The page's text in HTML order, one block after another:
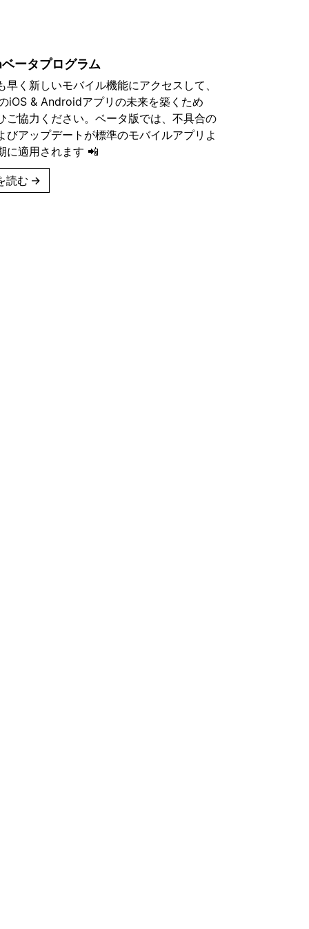
ータプログラム
早く新しいモバイル機能にアクセスして、
iOS & Androidアプリの未来を築くため
ご協力ください。ベータ版では、不具合の
びアップデートが標準のモバイルアプリよ
に適用されます 📲
読む →